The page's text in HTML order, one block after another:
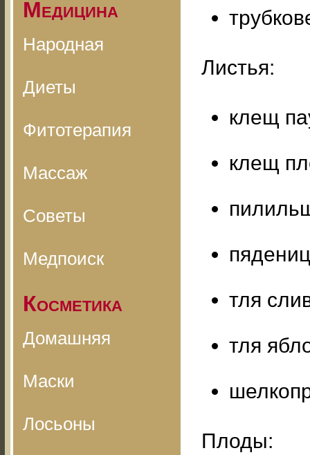
Медицина
Народная
Диеты
Фитотерапия
Массаж
Советы
Медпоиск
Косметика
Домашняя
Маски
Лосьоны
Листья:
клещ
клещ
тля
тля
Плоды: